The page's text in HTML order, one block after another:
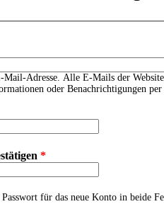
Adresse. Alle E-Mails der
oder Benachrichtigungen
*
Passwort für das neue Konto in beide